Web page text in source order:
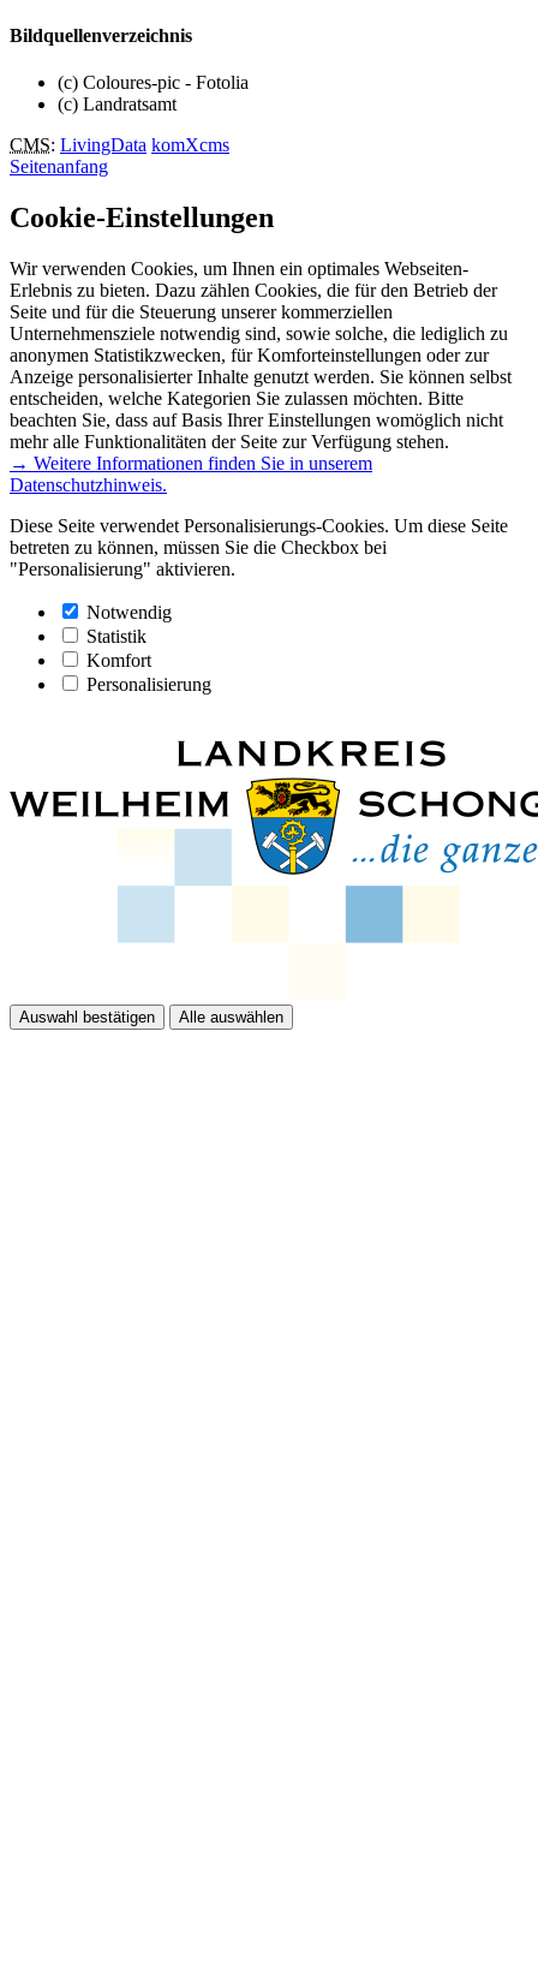
Bildquellenverzeichnis
(c) Coloures-pic - Fotolia
(c) Landratsamt
CMS: LivingData komXcms
Seitenanfang
Cookie-Einstellungen
Wir verwenden Cookies, um Ihnen ein optimales Webseiten-
Erlebnis zu bieten. Dazu zählen Cookies, die für den Betrieb der
Seite und für die Steuerung unserer kommerziellen
Unternehmensziele notwendig sind, sowie solche, die lediglich zu
anonymen Statistikzwecken, für Komforteinstellungen oder zur
Anzeige personalisierter Inhalte genutzt werden. Sie können selbst
entscheiden, welche Kategorien Sie zulassen möchten. Bitte
beachten Sie, dass auf Basis Ihrer Einstellungen womöglich nicht
mehr alle Funktionalitäten der Seite zur Verfügung stehen.
→ Weitere Informationen finden Sie in unserem
Datenschutzhinweis.
Diese Seite verwendet Personalisierungs-Cookies. Um diese Seite
betreten zu können, müssen Sie die Checkbox bei
"Personalisierung" aktivieren.
Notwendig
Statistik
Komfort
Personalisierung
Auswahl bestätigen Alle auswählen